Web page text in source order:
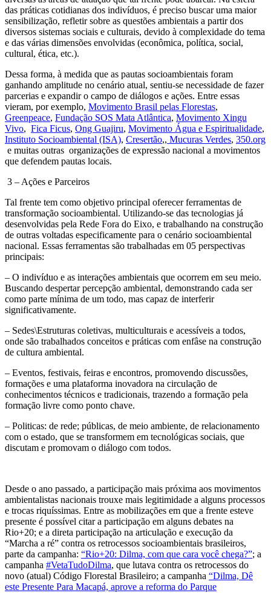
das práticas cotidianas dos indivíduos, é preciso buscar uma maior
sensibilização, refletir sobre as questões ambientais a partir dos
diversos sistemas sociais e culturais, devido à complexidade do tema
e das várias dimensões envolvidas (econômica, política, social,
cultural, ética, etc.).
Dessa forma, à medida que as pautas socioambientais foram
ganhando amplitude no cenário atual, sentiu-se necessidade de fazer
parcerias e expandir o campo de diálogos e ações. Entre essas
vieram, por exemplo, Movimento Brasil pelas Florestas,
Greenpeace, Fundação SOS Mata Atlântica, Movimento Xingu
Vivo, Fica Ficus, Ong Guajiru, Movimento Água e Espiritualidade,
Instituto Socioambiental (ISA), Cresertão,, Mucuras Verdes, 350.org
e muitas outras organizações de expressão nacional a movimentos
que defendem pautas locais.
3 – Ações e Parceiros
Tal frente tem como objetivo principal oferecer ferramentas de
transformação socioambiental. Utilizando-se das tecnologias já
desenvolvidas pela Rede Fora do Eixo, e trabalhando na construção
de outras voltadas especificamente para o cenário socioambiental
nacional. Essas ferramentas são trabalhadas em 05 perspectivas
principais:
– O indivíduo e as interações ambientais que ocorrem em seu meio.
Buscando despertar percepção ambiental, demonstrando cada ser
como parte mínima de um todo, mas capaz de interferir
significativamente.
– Sedes\Estruturas coletivas, multiculturais e acessíveis a todos,
onde são trabalhados conceitos e práticas com enfâse na construção
de cultura ambiental.
– Eventos, festivais, feiras e encontros, promovendo discussões,
formações e uma plataforma inovadora na circulação de
conhecimentos técnicos e tradicionais, trazendo a formação pela
formação livre como ponto chave.
– Politicas: de rede; públicas, de meio ambiente, de relacionamento
com o estado, que se transformem em tecnológicas sociais, que
discutam e promovam o diálogo com todos.
Desde o ano passado, a participação mais próxima aos movimentos
ambientalistas nacionais trouxe mais legitimidade a alguns processos
e trocas riquíssimas. Entre as mobilizações em que a frente esteve
presente é possível citar a participação em alguns debates na
Rio+20; e a direta participação na articulação e execução da
“Marcha a ré” contra os retrocessos socioambientais brasileiros,
parte da campanha: “Rio+20: Dilma, com que cara você chega?”; a
campanha #VetaTudoDilma, que lutava contra os retrocessos do
novo (atual) Código Florestal Brasileiro; a campanha “Dilma, Dê
este Presente Para Macapá, aprove a reforma do Parque